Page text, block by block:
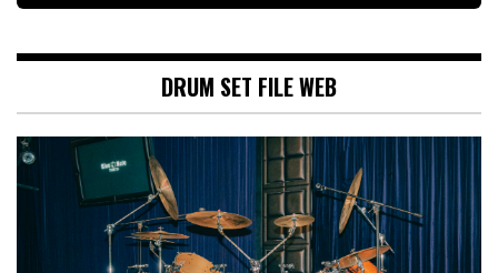
DRUM SET FILE WEB